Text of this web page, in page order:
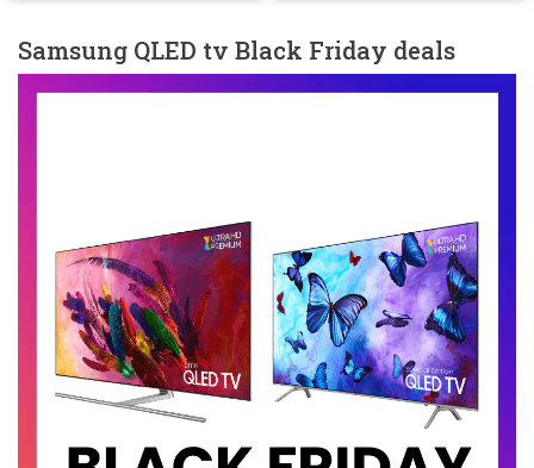
Samsung QLED tv Black Friday deals